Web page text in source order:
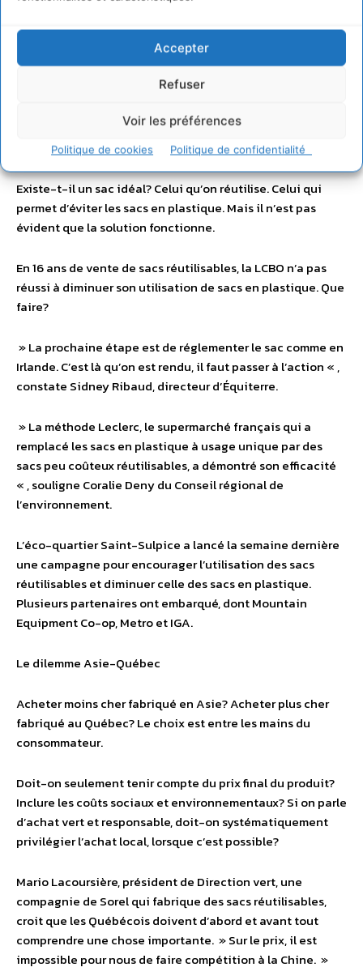
Accepter
Refuser
Voir les préférences
Politique de cookies Politique de confidentialité
prix. Mais il faut aller plus loin que le prix, il faut voir les
retombées économiques, comme celles provoquées par le
contrat d’Uniprix sur notre région. Il me semble que la SAQ
aurait dû demander que ses sacs soient faits au Québec
Le modèle irlandais
Existe-t-il un sac idéal? Celui qu’on réutilise. Celui qui
permet d’éviter les sacs en plastique. Mais il n’est pas
évident que la solution fonctionne.
En 16 ans de vente de sacs réutilisables, la LCBO n’a pas
réussi à diminuer son utilisation de sacs en plastique. Que
faire?
» La prochaine étape est de réglementer le sac comme en
Irlande. C’est là qu’on est rendu, il faut passer à l’action « ,
constate Sidney Ribaud, directeur d’Équiterre.
» La méthode Leclerc, le supermarché français qui a
remplacé les sacs en plastique à usage unique par des
sacs peu coûteux réutilisables, a démontré son efficacité
« , souligne Coralie Deny du Conseil régional de
l’environnement.
L’éco-quartier Saint-Sulpice a lancé la semaine dernière
une campagne pour encourager l’utilisation des sacs
réutilisables et diminuer celle des sacs en plastique.
Plusieurs partenaires ont embarqué, dont Mountain
Equipment Co-op, Metro et IGA.
Le dilemme Asie-Québec
Acheter moins cher fabriqué en Asie? Acheter plus cher
fabriqué au Québec? Le choix est entre les mains du
consommateur.
Doit-on seulement tenir compte du prix final du produit?
Inclure les coûts sociaux et environnementaux? Si on parle
d’achat vert et responsable, doit-on systématiquement
privilégier l’achat local, lorsque c’est possible?
Mario Lacoursière, président de Direction vert, une
compagnie de Sorel qui fabrique des sacs réutilisables,
croit que les Québécois doivent d’abord et avant tout
comprendre une chose importante. » Sur le prix, il est
impossible pour nous de faire compétition à la Chine. »